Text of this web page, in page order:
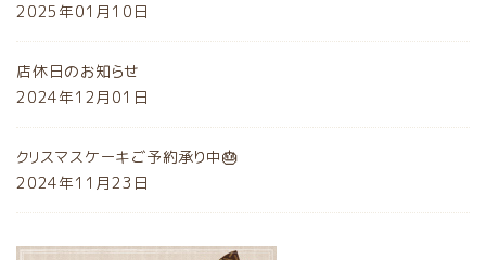
2025年01月10日
店休日のお知らせ
2024年12月01日
クリスマスケーキご予約承り中🎂
2024年11月23日